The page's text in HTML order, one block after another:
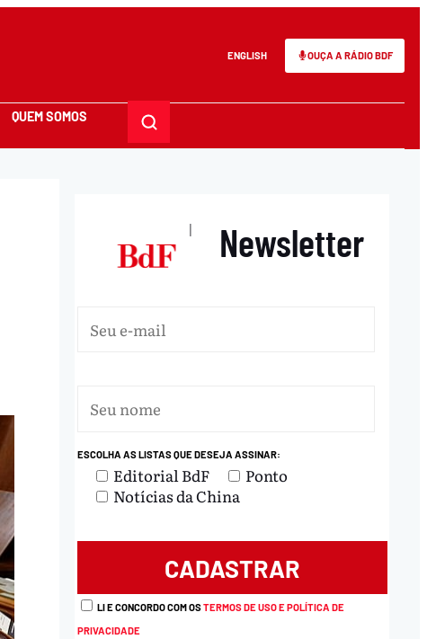
ENGLISH OUÇA A RÁDIO BDF
QUEM SOMOS
| Newsletter
ESCOLHA AS LISTAS QUE DESEJA ASSINAR:
Editorial BdF
Ponto
Notícias da China
LI E CONCORDO COM OSTERMOS DE USO E POLÍTICA DE
PRIVACIDADE